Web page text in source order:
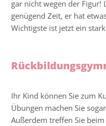
gar nicht wegen der Figur!
genügend Zeit, er hat
Wichtigste ist jetzt ein
Ihr Kind können Sie zum
Übungen machen Sie
Außerdem treffen Sie